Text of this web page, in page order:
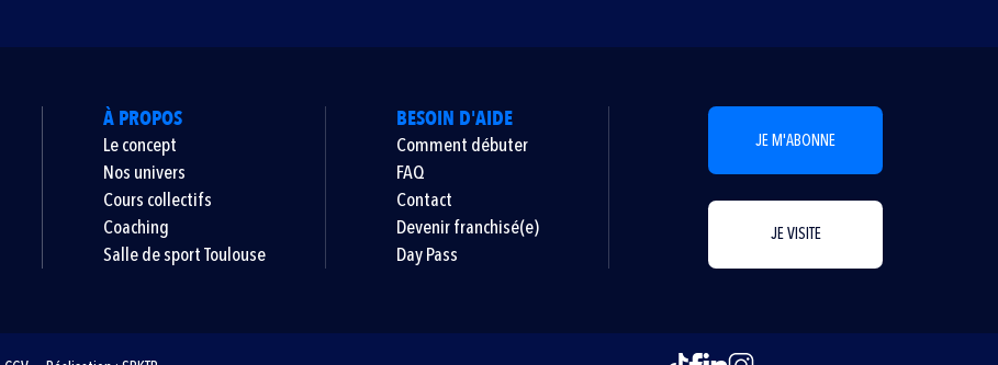
À PROPOS
Le concept
Nos univers
Cours collectifs
Coaching
Salle de sport Toulouse
BESOIN D'AIDE
Comment débuter
FAQ
Contact
Devenir franchisé(e)
Day Pass
JE M'ABONNE
JE VISITE